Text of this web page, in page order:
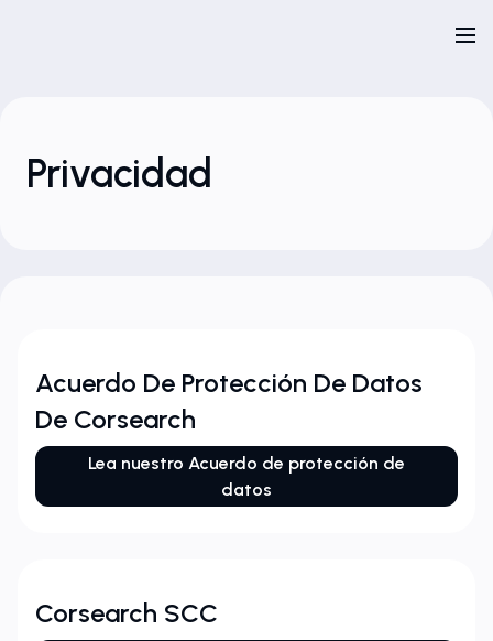
Privacidad
Acuerdo De Protección De Datos
De Corsearch
Lea nuestro Acuerdo de protección de
datos
Corsearch SCC